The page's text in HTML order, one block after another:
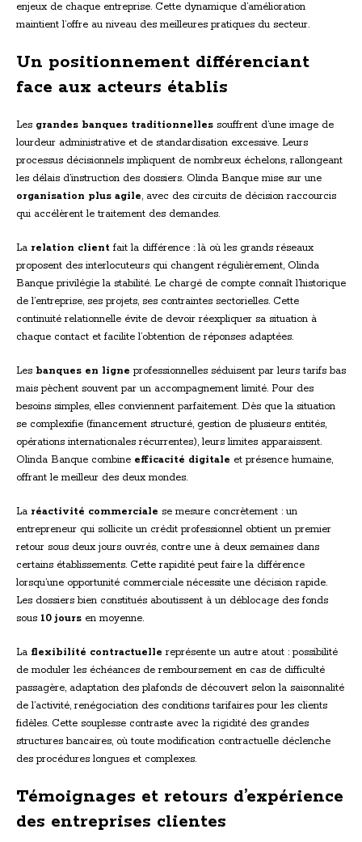
enjeux de chaque entreprise. Cette dynamique d’amélioration
maintient l’offre au niveau des meilleures pratiques du secteur.
Un positionnement différenciant
face aux acteurs établis
Les grandes banques traditionnelles souffrent d’une image de
lourdeur administrative et de standardisation excessive. Leurs
processus décisionnels impliquent de nombreux échelons, rallongeant
les délais d’instruction des dossiers. Olinda Banque mise sur une
organisation plus agile, avec des circuits de décision raccourcis
qui accélèrent le traitement des demandes.
La relation client fait la différence : là où les grands réseaux
proposent des interlocuteurs qui changent régulièrement, Olinda
Banque privilégie la stabilité. Le chargé de compte connaît l’historique
de l’entreprise, ses projets, ses contraintes sectorielles. Cette
continuité relationnelle évite de devoir réexpliquer sa situation à
chaque contact et facilite l’obtention de réponses adaptées.
Les banques en ligne professionnelles séduisent par leurs tarifs bas
mais pèchent souvent par un accompagnement limité. Pour des
besoins simples, elles conviennent parfaitement. Dès que la situation
se complexifie (financement structuré, gestion de plusieurs entités,
opérations internationales récurrentes), leurs limites apparaissent.
Olinda Banque combine efficacité digitale et présence humaine,
offrant le meilleur des deux mondes.
La réactivité commerciale se mesure concrètement : un
entrepreneur qui sollicite un crédit professionnel obtient un premier
retour sous deux jours ouvrés, contre une à deux semaines dans
certains établissements. Cette rapidité peut faire la différence
lorsqu’une opportunité commerciale nécessite une décision rapide.
Les dossiers bien constitués aboutissent à un déblocage des fonds
sous 10 jours en moyenne.
La flexibilité contractuelle représente un autre atout : possibilité
de moduler les échéances de remboursement en cas de difficulté
passagère, adaptation des plafonds de découvert selon la saisonnalité
de l’activité, renégociation des conditions tarifaires pour les clients
fidèles. Cette souplesse contraste avec la rigidité des grandes
structures bancaires, où toute modification contractuelle déclenche
des procédures longues et complexes.
Témoignages et retours d’expérience
des entreprises clientes